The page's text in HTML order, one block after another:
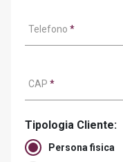
Telefono *
CAP *
Tipologia Cliente:
Persona fisica